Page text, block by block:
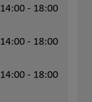
14:00 - 18:00
14:00 - 18:00
14:00 - 18:00